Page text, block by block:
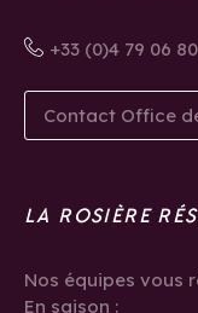
+33 (0)4 79 06
Contact Office
LA ROSIÈRE
Nos équipes vous
En saison :